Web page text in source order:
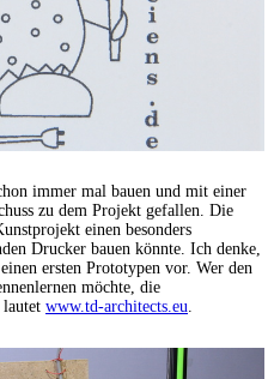
immer mal bauen und mit einer
zu dem Projekt gefallen. Die
einen besonders
Drucker bauen könnte. Ich denke,
ersten Prototypen vor. Wer den
möchte, die
lautet www.td-architects.eu